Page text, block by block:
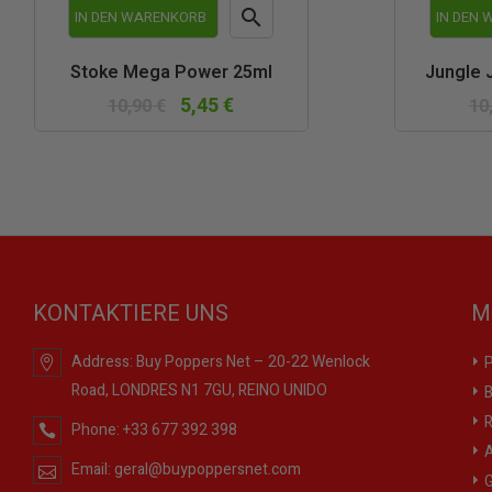
IN DEN WARENKORB 
Stoke Mega Power 25ml
5,45 €
IN DEN
Jungle
KONTAKTIERE UNS
Address:Buy Poppers Net – 20-22 Wenlock
Road, LONDRES N1 7GU, REINO UNIDO
Phone:+33 677 392 398
Email: geral@buypoppersnet.com